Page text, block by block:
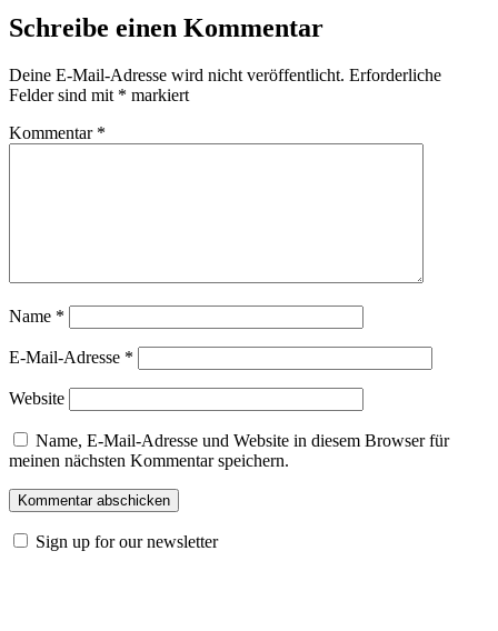
Schreibe einen Kommentar
Deine E-Mail-Adresse wird nicht veröffentlicht. Erforderliche
Felder sind mit * markiert
Kommentar *
Name *
E-Mail-Adresse *
Website
Name, E-Mail-Adresse und Website in diesem Browser für
meinen nächsten Kommentar speichern.
Sign up for our newsletter